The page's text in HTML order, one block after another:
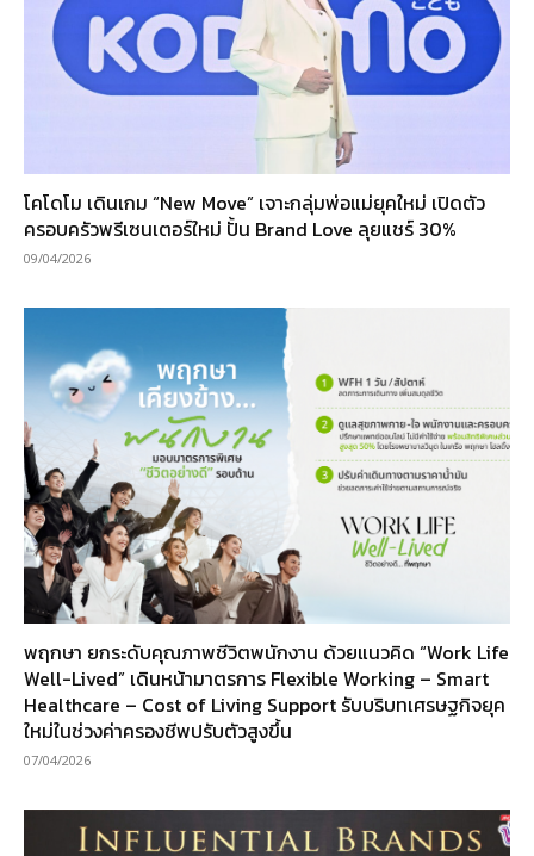
โคโดโม เดินเกม “New Move” เจาะกลุ่มพ่อแม่ยุคใหม่ เปิดตัว
ครอบครัวพรีเซนเตอร์ใหม่ ปั้น Brand Love ลุยแชร์ 30%
09/04/2026
พฤกษา ยกระดับคุณภาพชีวิตพนักงาน ด้วยแนวคิด “Work Life
Well-Lived” เดินหน้ามาตรการ Flexible Working – Smart
Healthcare – Cost of Living Support รับบริบทเศรษฐกิจยุค
ใหม่ในช่วงค่าครองชีพปรับตัวสูงขึ้น
07/04/2026